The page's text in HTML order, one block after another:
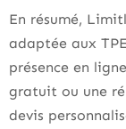
En résumé,
adaptée aux
présence en
gratuit ou une
devis